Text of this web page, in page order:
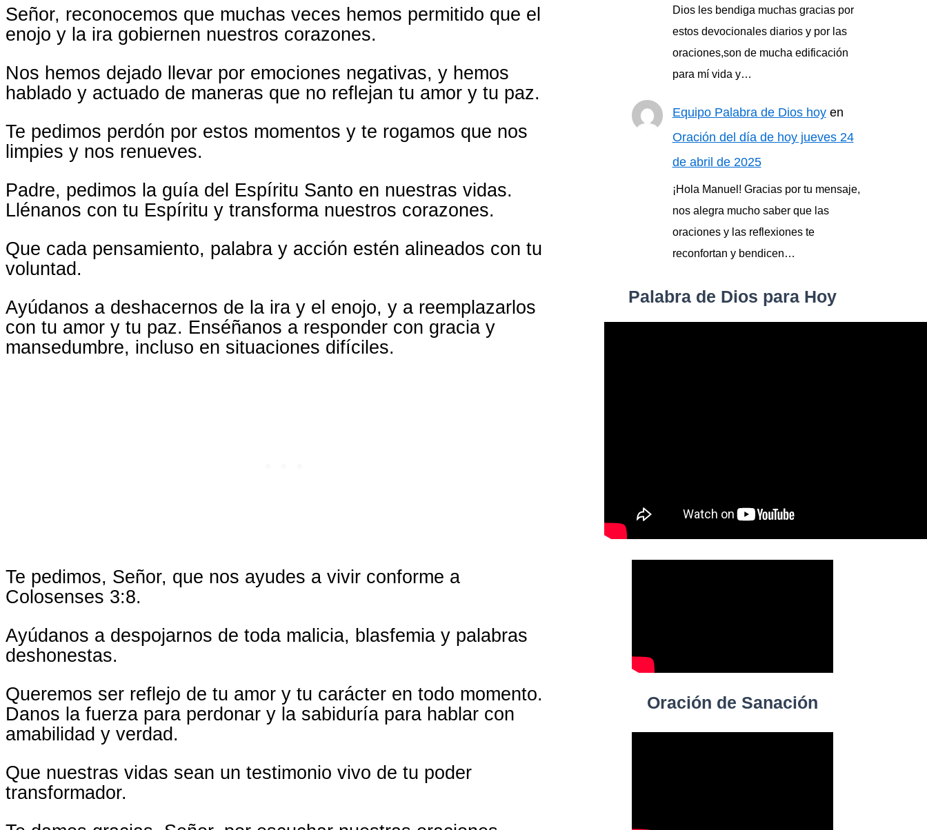
Señor, reconocemos que muchas veces hemos permitido que el
enojo y la ira gobiernen nuestros corazones.
Nos hemos dejado llevar por emociones negativas, y hemos
hablado y actuado de maneras que no reflejan tu amor y tu paz.
Te pedimos perdón por estos momentos y te rogamos que nos
limpies y nos renueves.
Padre, pedimos la guía del Espíritu Santo en nuestras vidas.
Llénanos con tu Espíritu y transforma nuestros corazones.
Que cada pensamiento, palabra y acción estén alineados con tu
voluntad.
Ayúdanos a deshacernos de la ira y el enojo, y a reemplazarlos
con tu amor y tu paz. Enséñanos a responder con gracia y
mansedumbre, incluso en situaciones difíciles.
Te pedimos, Señor, que nos ayudes a vivir conforme a
Colosenses 3:8.
Ayúdanos a despojarnos de toda malicia, blasfemia y palabras
deshonestas.
Queremos ser reflejo de tu amor y tu carácter en todo momento.
Danos la fuerza para perdonar y la sabiduría para hablar con
amabilidad y verdad.
Que nuestras vidas sean un testimonio vivo de tu poder
transformador.
Dios les bendiga muchas gracias por
estos devocionales diarios y por las
oraciones,son de mucha edificación
para mí vida y…
Equipo Palabra de Dios hoyen
Oración del día de hoy jueves 24
de abril de 2025
¡Hola Manuel! Gracias por tu mensaje,
nos alegra mucho saber que las
oraciones y las reflexiones te
reconfortan y bendicen…
Palabra de Dios para Hoy
Oración de Sanación